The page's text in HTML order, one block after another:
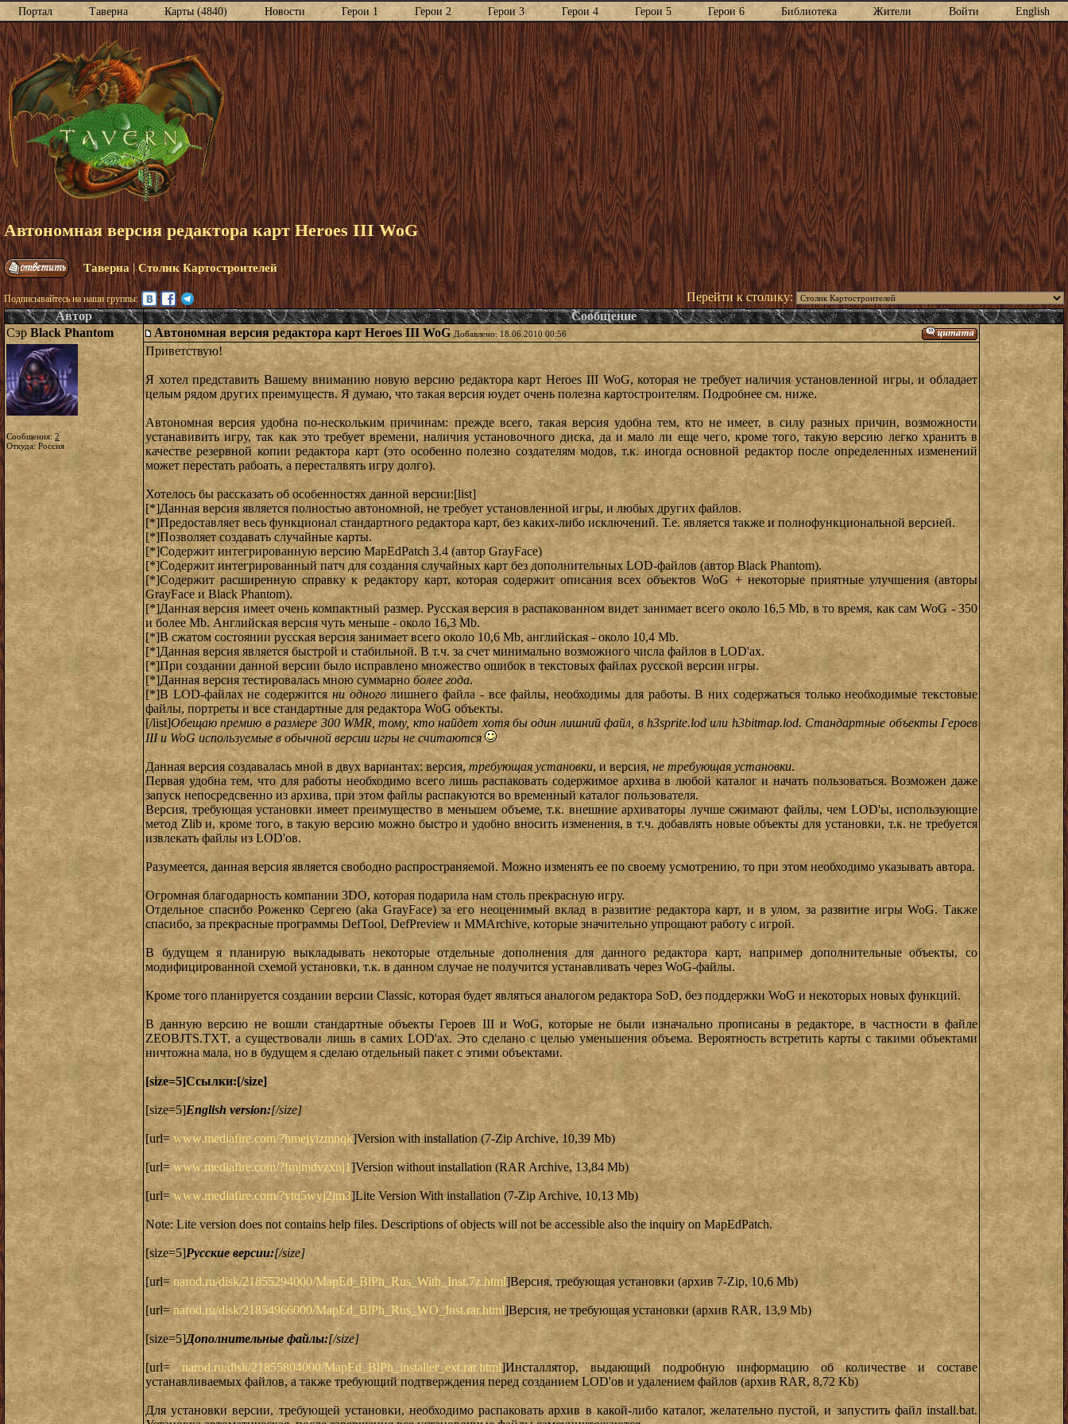
Портал Таверна Карты (4840) Новости Герои 1 Герои 2 Герои 3 Герои 4 Герои 5 Герои 6 Библиотека Жители Войти English
Автономная версия редактора карт Heroes III WoG
Таверна|Столик Картостроителей
Подписывайтесь на наши группы:
Перейти к столику:
Автор
Сообщение
Сэр Black Phantom
Сообщения: 2
Откуда: Россия
Автономная версия редактора карт Heroes III WoG Добавлено: 18.06.2010 00:56
Приветствую!
Я хотел представить Вашему вниманию новую версию редактора карт Heroes III WoG, которая не требует наличия установленной игры, и обладает
целым рядом других преимуществ. Я думаю, что такая версия юудет очень полезна картостроителям. Подробнее см. ниже.
Автономная версия удобна по-нескольким причинам: прежде всего, такая версия удобна тем, кто не имеет, в силу разных причин, возможности
устанавивить игру, так как это требует времени, наличия установочного диска, да и мало ли еще чего, кроме того, такую версию легко хранить в
качестве резервной копии редактора карт (это особенно полезно создателям модов, т.к. иногда основной редактор после определенных изменений
может перестать рабоать, а пересталвять игру долго).
Хотелось бы рассказать об особенностях данной версии:[list]
[*]Данная версия является полностью автономной, не требует установленной игры, и любых других файлов.
[*]Предоставляет весь функционал стандартного редактора карт, без каких-либо исключений. Т.е. является также и полнофункциональной версией.
[*]Позволяет создавать случайные карты.
[*]Содержит интегрированную версию MapEdPatch 3.4 (автор GrayFace)
[*]Содержит интегрированный патч для создания случайных карт без дополнительных LOD-файлов (автор Black Phantom).
[*]Содержит расширенную справку к редактору карт, которая содержит описания всех объектов WoG + некоторые приятные улучшения (авторы
GrayFace и Black Phantom).
[*]Данная версия имеет очень компактный размер. Русская версия в распакованном видет занимает всего около 16,5 Mb, в то время, как сам WoG - 350
и более Mb. Английская версия чуть меньше - около 16,3 Mb.
[*]В сжатом состоянии русская версия занимает всего около 10,6 Mb, английская - около 10,4 Mb.
[*]Данная версия является быстрой и стабильной. В т.ч. за счет минимально возможного числа файлов в LOD'ах.
[*]При создании данной версии было исправлено множество ошибок в текстовых файлах русской версии игры.
[*]Данная версия тестировалась мною суммарно более года.
[*]В LOD-файлах не содержится ни одноголишнего файла - все файлы, необходимы для работы. В них содержаться только необходимые текстовые
файлы, портреты и все стандартные для редактора WoG объекты.
[/list]Обещаю премию в размере 300 WMR, тому, кто найдет хотя бы один лишний файл, в h3sprite.lod или h3bitmap.lod. Стандартные объекты Героев
III и WoG используемые в обычной версии игры не считаются
Данная версия создавалась мной в двух вариантах: версия,требующая установки, и версия, не требующая установки.
Первая удобна тем, что для работы необходимо всего лишь распаковать содержимое архива в любой каталог и начать пользоваться. Возможен даже
запуск непосредсвенно из архива, при этом файлы распакуются во временный каталог пользователя.
Версия, требующая установки имеет преимущество в меньшем объеме, т.к. внешние архиваторы лучше сжимают файлы, чем LOD'ы, использующие
метод Zlib и, кроме того, в такую версию можно быстро и удобно вносить изменения, в т.ч. добавлять новые объекты для установки, т.к. не требуется
извлекать файлы из LOD'ов.
Разумеется, данная версия является свободно распространяемой. Можно изменять ее по своему усмотрению, то при этом необходимо указывать автора.
Огромная благодарность компании 3DO, которая подарила нам столь прекрасную игру.
Отдельное спасибо Роженко Сергею (aka GrayFace) за его неоценимый вклад в развитие редактора карт, и в улом, за развитие игры WoG. Также
спасибо, за прекрасные программы DefTool, DefPreview и MMArchive, которые значительно упрощают работу с игрой.
В будущем я планирую выкладывать некоторые отдельные дополнения для данного редактора карт, например дополнительные объекты, со
модифицированной схемой установки, т.к. в данном случае не получится устанавливать через WoG-файлы.
Кроме того планируется создании версии Classic, которая будет являться аналогом редактора SoD, без поддержки WoG и некоторых новых функций.
В данную версию не вошли стандартные объекты Героев III и WoG, которые не были изначально прописаны в редакторе, в частности в файле
ZEOBJTS.TXT, а существовали лишь в самих LOD'ах. Это сделано с целью уменьшения объема. Вероятность встретить карты с такими объектами
ничтожна мала, но в будущем я сделаю отдельный пакет с этими объектами.
[size=5]Ссылки:[/size]
[size=5]English version:[/size]
[url= www.mediafire.com/?hmejyizmnqk]Version with installation (7-Zip Archive, 10,39 Mb)
[url= www.mediafire.com/?fmjmdvzxnj1]Version without installation (RAR Archive, 13,84 Mb)
[url= www.mediafire.com/?ytq5wyj2jm3]Lite Version With installation (7-Zip Archive, 10,13 Mb)
Note: Lite version does not contains help files. Descriptions of objects will not be accessible also the inquiry on MapEdPatch.
[size=5]Русские версии:[/size]
[url= narod.ru/disk/21855294000/MapEd_BlPh_Rus_With_Inst.7z.html]Версия, требующая установки (архив 7-Zip, 10,6 Mb)
[url= narod.ru/disk/21854966000/MapEd_BlPh_Rus_WO_Inst.rar.html]Версия, не требующая установки (архив RAR, 13,9 Mb)
[size=5]Дополнительные файлы:[/size]
[url=narod.ru/disk/21855804000/MapEd_BlPh_installer_ext.rar.html]Инсталлятор, выдающий подробную информацию об количестве и составе
устанавливаемых файлов, а также требующий подтверждения перед созданием LOD'ов и удалением файлов (архив RAR, 8,72 Kb)
Для установки версии, требующей установки, необходимо распаковать архив в какой-либо каталог, желательно пустой, и запустить файл install.bat.